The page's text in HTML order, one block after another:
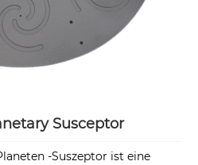
Susceptor
-Suszeptor ist eine